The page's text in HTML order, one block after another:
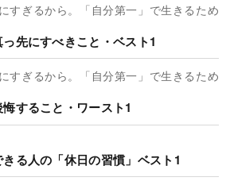
すぎるから。「自分第一」で生きるため
っ先にすべきこと・ベスト1
すぎるから。「自分第一」で生きるため
すること・ワースト1
る人の「休日の習慣」ベスト1